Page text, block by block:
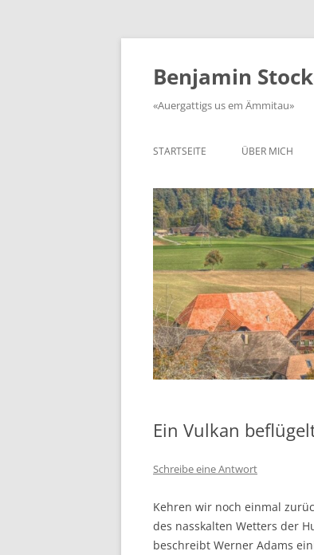
Zum
springen
Benjamin
«Auergattigs us em Ämmitau»
STARTSEITE ÜBER MICH
Ein Vulkan
Schreibe eine Antwort
Kehren wir noch einmal
des nasskalten Wetters der
beschreibt Werner Adams